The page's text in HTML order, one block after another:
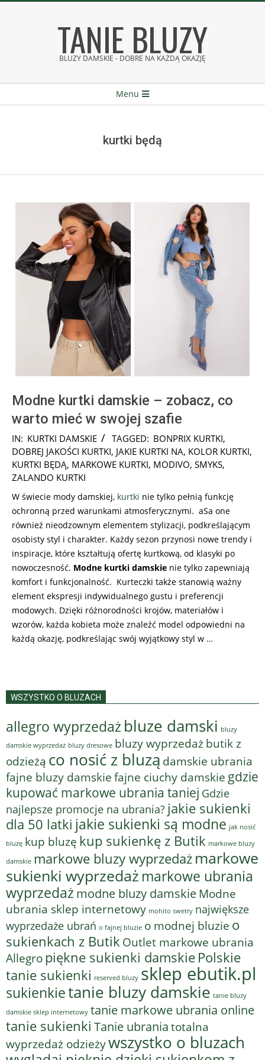
TANIE BLUZY
BLUZY DAMSKIE - DOBRE NA KAŻDĄ OKAZJĘ
Menu
kurtki będą
Modne kurtki damskie – zobacz, co
warto mieć w swojej szafie
2024-
12-
19
IN: KURTKI DAMSKIE TAGGED: BONPRIX KURTKI,
DOBREJ JAKOŚCI KURTKI, JAKIE KURTKI NA, KOLOR KURTKI,
KURTKI BĘDĄ, MARKOWE KURTKI, MODIVO, SMYKS,
ZALANDO KURTKI
W świecie mody damskiej, kurtki nie tylko pełnią funkcję
ochronną przed warunkami atmosferycznymi. aSa one
również nieodzownym elementem stylizacji, podkreślającym
osobisty styl i charakter. Każdy sezon przynosi nowe trendy i
inspiracje, które kształtują ofertę kurtkową, od klasyki po
nowoczesność. Modne kurtki damskie nie tylko zapewniają
komfort i funkcjonalność. Kurteczki także stanowią ważny
element ekspresji indywidualnego gustu i preferencji
modowych. Dzięki różnorodności krojów, materiałów i
wzorów, każda kobieta może znaleźć model odpowiedni na
każdą okazję, podkreślając swój wyjątkowy styl w …
WSZYSTKO O BLUZACH
allegro wyprzedaż bluze damski bluzy
damskie wyprzedaż bluzy dresowe bluzy wyprzedaż butik z
odzieżą co nosić z bluzą damskie ubrania
fajne bluzy damskiefajne ciuchy damskie gdzie
kupować markowe ubrania taniej Gdzie
najlepsze promocje na ubrania? jakie sukienki
dla 50 latki jakie sukienki są modne jak nosić
bluzę kup bluzę kup sukienkę z Butik markowe bluzy
damskie markowe bluzy wyprzedaż markowe
sukienki wyprzedaż markowe ubrania
wyprzedaż modne bluzy damskie Modne
ubrania sklep internetowy mohito swetry największe
wyprzedaże ubrań o fajnej bluzie o modnej bluzie o
sukienkach z Butik Outlet markowe ubrania
Allegropiękne sukienki damskie Polskie
tanie sukienki reserved bluzy sklep ebutik.pl
sukienkietanie bluzy damskie tanie bluzy
damskie sklep internetowy tanie markowe ubrania online
tanie sukienki Tanie ubrania totalna
wyprzedaż odzieżywszystko o bluzach